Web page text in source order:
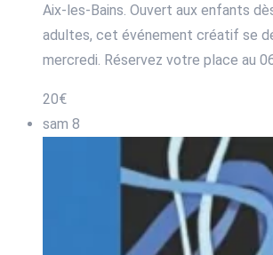
Aix-les-Bains. Ouvert aux enfants
adultes, cet événement créatif se
mercredi. Réservez votre place au
20€
sam 8